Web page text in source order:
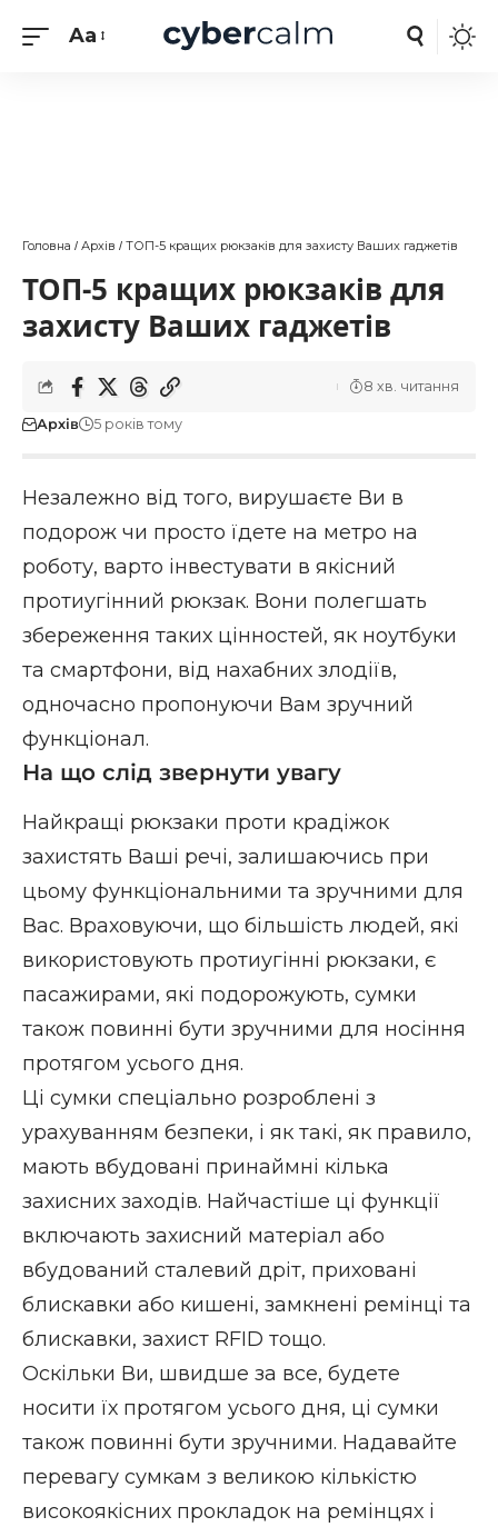
Aa
Головна / Архів / ТОП-5 кращих рюкзаків для захисту Ваших гаджетів
ТОП-5 кращих рюкзаків для
захисту Ваших гаджетів
Архів 5 років тому
8 хв. читання
Незалежно від того, вирушаєте Ви в
подорож чи просто їдете на метро на
роботу, варто інвестувати в якісний
протиугінний рюкзак. Вони полегшать
збереження таких цінностей, як ноутбуки
та смартфони, від нахабних злодіїв,
одночасно пропонуючи Вам зручний
функціонал.
На що слід звернути увагу
Найкращі рюкзаки проти крадіжок
захистять Ваші речі, залишаючись при
цьому функціональними та зручними для
Вас. Враховуючи, що більшість людей, які
використовують протиугінні рюкзаки, є
пасажирами, які подорожують, сумки
також повинні бути зручними для носіння
протягом усього дня.
Ці сумки спеціально розроблені з
урахуванням безпеки, і як такі, як правило,
мають вбудовані принаймні кілька
захисних заходів. Найчастіше ці функції
включають захисний матеріал або
вбудований сталевий дріт, приховані
блискавки або кишені, замкнені ремінці та
блискавки, захист RFID тощо.
Оскільки Ви, швидше за все, будете
носити їх протягом усього дня, ці сумки
також повинні бути зручними. Надавайте
перевагу сумкам з великою кількістю
високоякісних прокладок на ремінцях і